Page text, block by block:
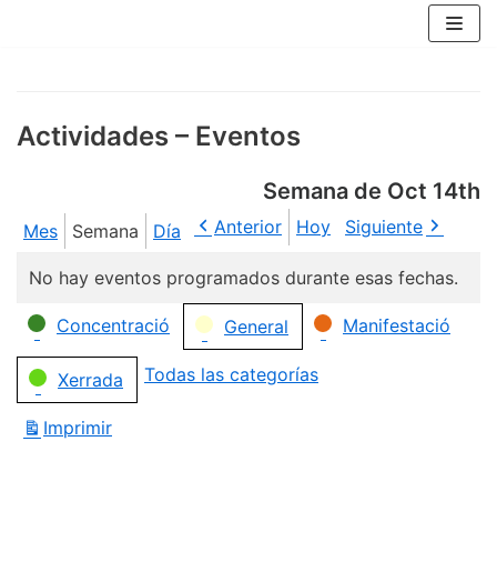
Actividades – Eventos
Semana de Oct 14th
Mes Semana Día Anterior Hoy Siguiente
No hay eventos programados durante esas fechas.
Categorías
Concentració General Manifestació
Xerrada Todas las categorías
Imprimir